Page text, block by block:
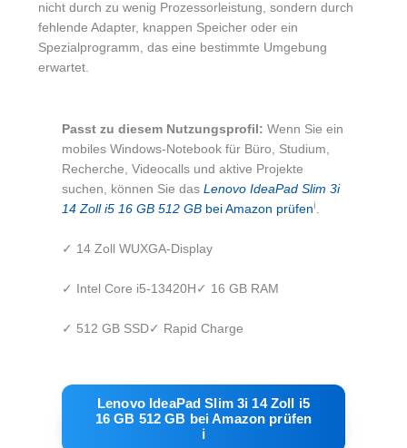
nicht durch zu wenig Prozessorleistung, sondern durch
fehlende Adapter, knappen Speicher oder ein
Spezialprogramm, das eine bestimmte Umgebung
erwartet.
Passt zu diesem Nutzungsprofil: Wenn Sie ein
mobiles Windows-Notebook für Büro, Studium,
Recherche, Videocalls und aktive Projekte
suchen, können Sie das Lenovo IdeaPad Slim 3i
14 Zoll i5 16 GB 512 GBbei Amazon prüfenℹ︎.
✓ 14 Zoll WUXGA-Display
✓ Intel Core i5-13420H ✓ 16 GB RAM
✓ 512 GB SSD✓ Rapid Charge
Lenovo IdeaPad Slim 3i 14 Zoll i5
16 GB 512 GB bei Amazon prüfen
ℹ︎